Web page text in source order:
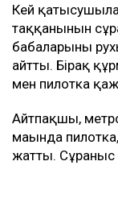
Кей
таққанынын
бабаларының
айтты. Бірақ
мен пилотка
Айтпақшы,
маңында
жатты.